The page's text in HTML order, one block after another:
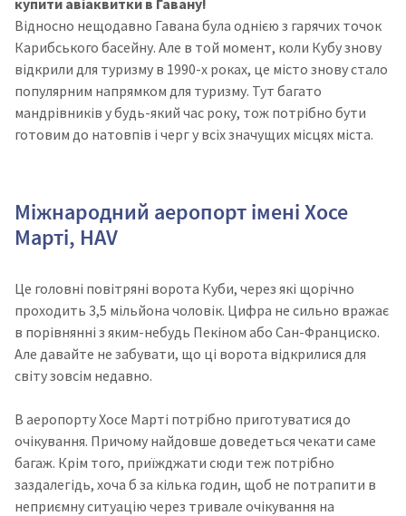
купити авіаквитки в Гавану!
Відносно нещодавно Гавана була однією з гарячих точок
Карибського басейну. Але в той момент, коли Кубу знову
відкрили для туризму в 1990-х роках, це місто знову стало
популярним напрямком для туризму. Тут багато
мандрівників у будь-який час року, тож потрібно бути
готовим до натовпів і черг у всіх значущих місцях міста.
Міжнародний аеропорт імені Хосе
Марті, HAV
Це головні повітряні ворота Куби, через які щорічно
проходить 3,5 мільйона чоловік. Цифра не сильно вражає
в порівнянні з яким-небудь Пекіном або Сан-Франциско.
Але давайте не забувати, що ці ворота відкрилися для
світу зовсім недавно.
В аеропорту Хосе Марті потрібно приготуватися до
очікування. Причому найдовше доведеться чекати саме
багаж. Крім того, приїжджати сюди теж потрібно
заздалегідь, хоча б за кілька годин, щоб не потрапити в
неприємну ситуацію через тривале очікування на